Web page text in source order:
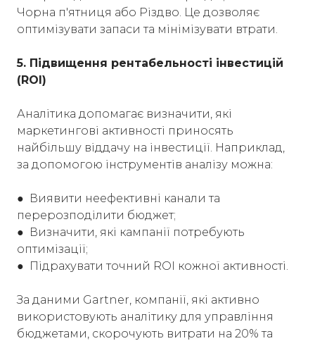
Чорна п'ятниця або Різдво. Це дозволяє
оптимізувати запаси та мінімізувати втрати.
5. Підвищення рентабельності інвестицій
(ROI)
Аналітика допомагає визначити, які
маркетингові активності приносять
найбільшу віддачу на інвестиції. Наприклад,
за допомогою інструментів аналізу можна:
● Виявити неефективні канали та
перерозподілити бюджет;
● Визначити, які кампанії потребують
оптимізації;
● Підрахувати точний ROI кожної активності.
За даними Gartner, компанії, які активно
використовують аналітику для управління
бюджетами, скорочують витрати на 20% та